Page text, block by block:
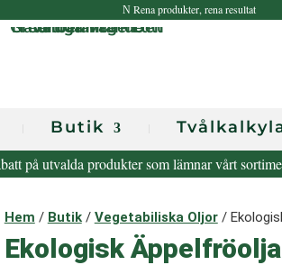
N Rena produkter, rena resultat
Butik
på utvalda produkter som lämnar vårt
Hem / Butik/ Vegetabiliska Oljor/
Ekologisk